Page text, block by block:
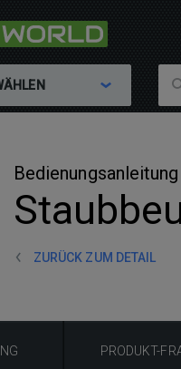
ZURÜCK ZUM DETAIL
PRODUKT-